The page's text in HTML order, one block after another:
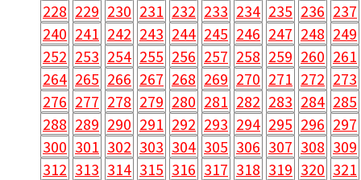
228 229 230 231 232 233 234 235 236 237
240 241 242 243 244 245 246 247 248 249
252 253 254 255 256 257 258 259 260 261
264 265 266 267 268 269 270 271 272 273
276 277 278 279 280 281 282 283 284 285
288 289 290 291 292 293 294 295 296 297
300 301 302 303 304 305 306 307 308 309
312 313 314 315 316 317 318 319 320 321